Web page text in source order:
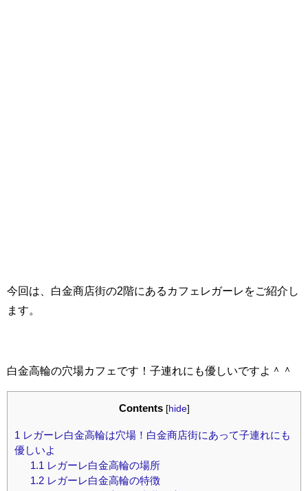
今回は、白金商店街の2階にあるカフェレガーレをご紹介し
ます。
白金高輪の穴場カフェです！子連れにも優しいですよ＾＾
Contents [hide]
1
レガーレ白金高輪は穴場！白金商店街にあって子連れにも
優しいよ
1.1
レガーレ白金高輪の場所
1.2レガーレ白金高輪の特徴